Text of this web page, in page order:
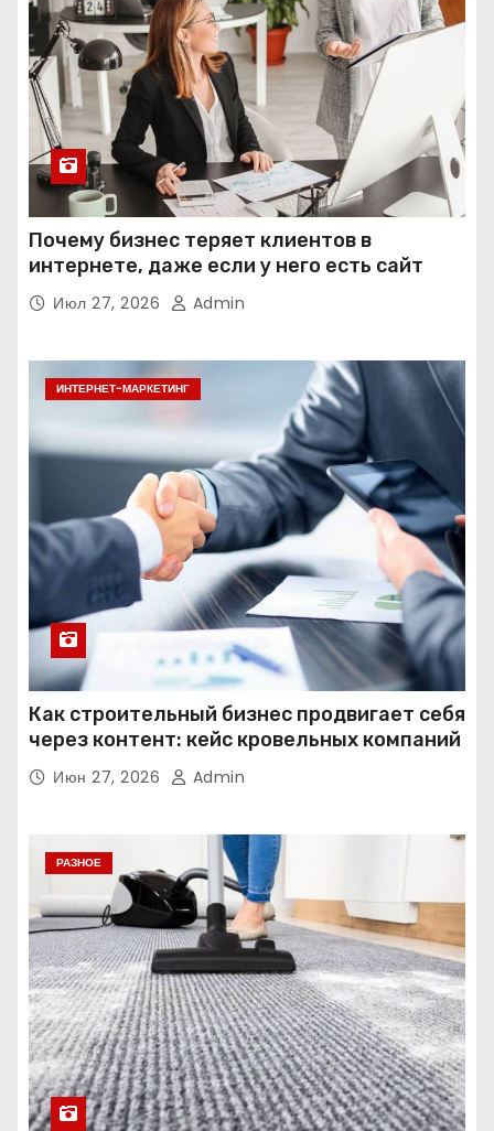
Почему бизнес теряет клиентов в
интернете, даже если у него есть сайт
Июл 27, 2026 Admin
ИНТЕРНЕТ-МАРКЕТИНГ
Как строительный бизнес продвигает себя
через контент: кейс кровельных компаний
Июн 27, 2026 Admin
РАЗНОЕ